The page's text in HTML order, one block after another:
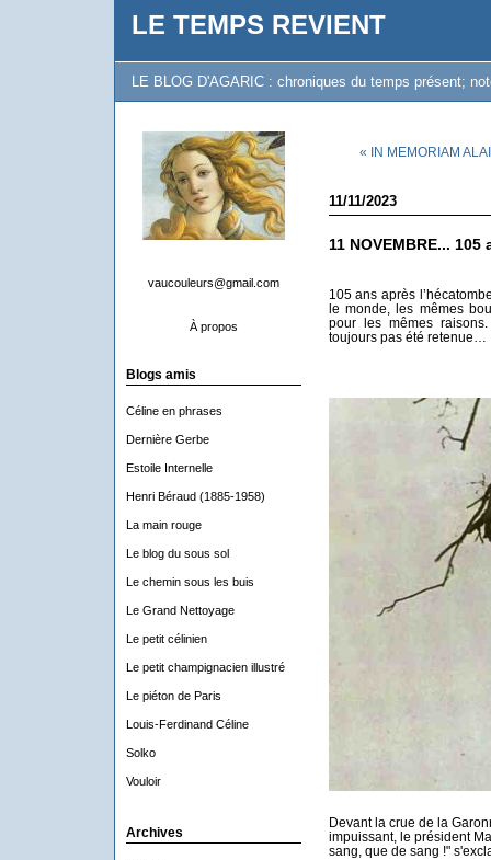
LE TEMPS REVIENT
LE BLOG D'AGARIC : chroniques du temps présent;
vaucouleurs@gmail.com
À propos
Blogs amis
Céline en phrases
Dernière Gerbe
Estoile Internelle
Henri Béraud (1885-1958)
La main rouge
Le blog du sous sol
Le chemin sous les buis
Le Grand Nettoyage
Le petit célinien
Le petit champignacien illustré
Le piéton de Paris
Louis-Ferdinand Céline
Solko
Vouloir
Archives
« IN MEMORIAM
11/11/2023
11 NOVEMBRE...
105 ans après
le monde, les mêmes
pour les mêmes
toujours pas été retenue…
Devant la crue de la
impuissant, le président
sang, que de sang !"